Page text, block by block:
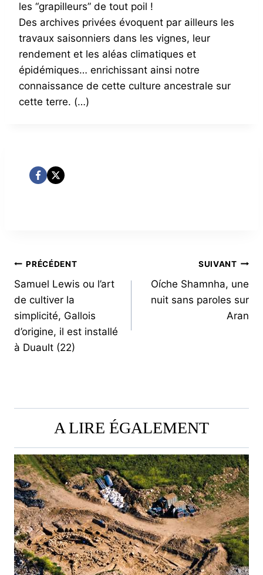
les “grapilleurs” de tout poil !
Des archives privées évoquent par ailleurs les
travaux saisonniers dans les vignes, leur
rendement et les aléas climatiques et
épidémiques… enrichissant ainsi notre
connaissance de cette culture ancestrale sur
cette terre. (…)
NAVIGATION
DE
L’ARTICLE
PRÉCÉDENT
Samuel Lewis ou l’art
de cultiver la
simplicité, Gallois
d’origine, il est installé
à Duault (22)
SUIVANT
Oíche Shamnha, une
nuit sans paroles sur
Aran
A LIRE ÉGALEMENT